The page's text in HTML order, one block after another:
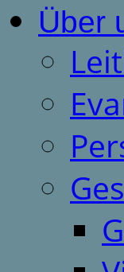
Über